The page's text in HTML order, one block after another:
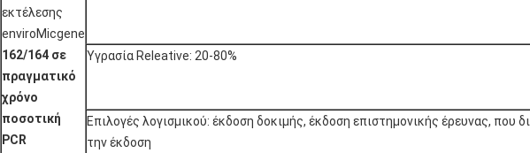
εκτέλεσης
enviroMicgene
162/164 σε
πραγματικό
χρόνο
ποσοτική
PCR
Υγρασία Releative: 20-80%
Επιλογές λογισμικού: έκδοση δοκιμής, έκδοση επιστημονικής έρευνας, που
την έκδοση